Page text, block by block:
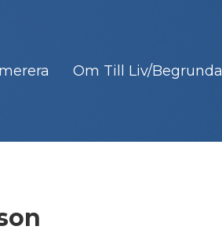
Om Till Liv/Begrunda